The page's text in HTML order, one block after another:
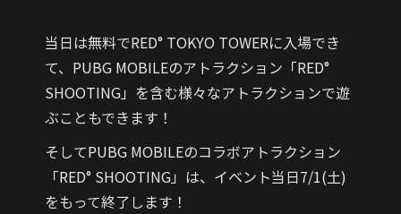
当日は無料でRED° TOKYO TOWERに入場でき
て、PUBG MOBILEのアトラクション「RED°
SHOOTING」を含む様々なアトラクションで遊
ぶこともできます！
そしてPUBG MOBILEのコラボアトラクション
「RED° SHOOTING」は、イベント当日7/1(土)
をもって終了します！